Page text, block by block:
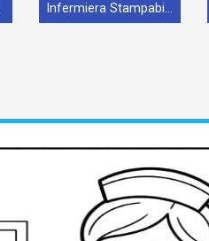
Infermiera Stampabile Gratis